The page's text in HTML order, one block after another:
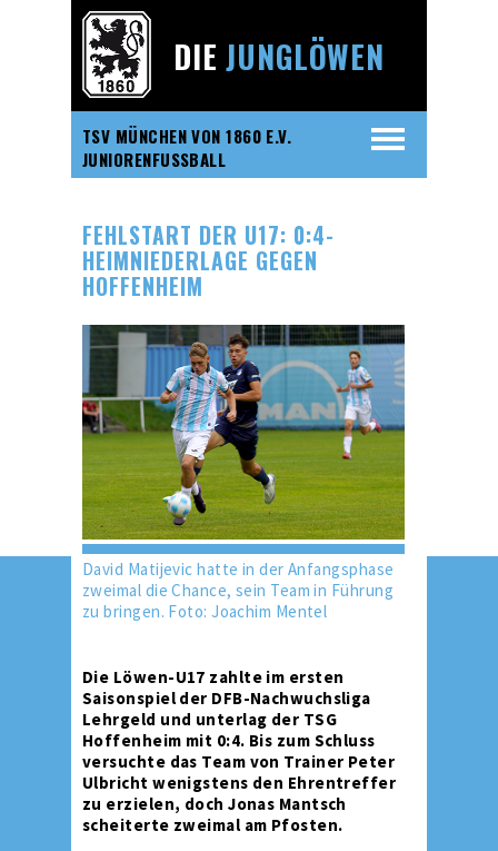
TSV MÜNCHEN VON 1860 E.V.
JUNIORENFUSSBALL
DIEJUNGLÖWEN
FEHLSTART DER U17: 0:4-
HEIMNIEDERLAGE GEGEN
HOFFENHEIM
David Matijevic hatte in der Anfangsphase
zweimal die Chance, sein Team in Führung
zu bringen. Foto: Joachim Mentel
Die Löwen-U17 zahlte im ersten
Saisonspiel der DFB-Nachwuchsliga
Lehrgeld und unterlag der TSG
Hoffenheim mit 0:4. Bis zum Schluss
versuchte das Team von Trainer Peter
Ulbricht wenigstens den Ehrentreffer
zu erzielen, doch Jonas Mantsch
scheiterte zweimal am Pfosten.